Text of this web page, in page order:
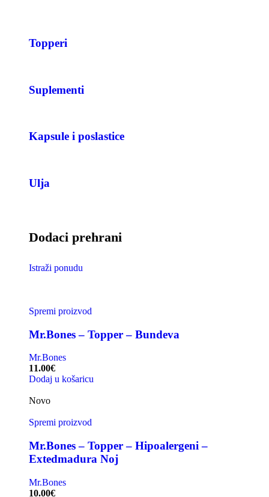
Topperi
Suplementi
Kapsule i poslastice
Ulja
Dodaci prehrani
Istraži ponudu
Spremi proizvod
Mr.Bones – Topper – Bundeva
Mr.Bones
11.00€
Dodaj u košaricu
Novo
Spremi proizvod
Mr.Bones – Topper – Hipoalergeni –
Extedmadura Noj
Mr.Bones
10.00€